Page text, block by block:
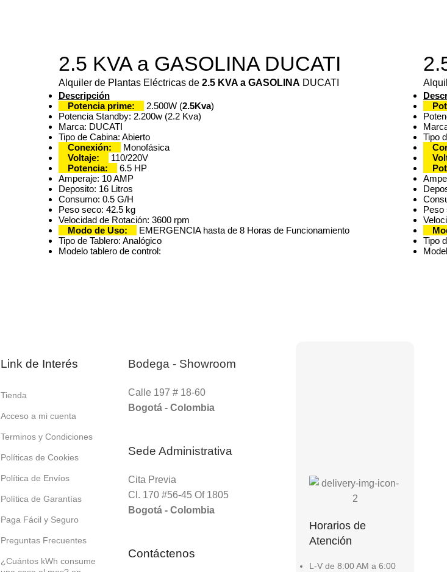
2.5 KVA a GASOLINA DUCATI
Alquiler de Plantas Eléctricas de 2.5 KVA a GASOLINA DUCATI
Descripción
Potencia prime:
2.500W (2.5Kva)
Potencia Standby: 2.200w (2.2 Kva)
Marca: DUCATI
Tipo de Cabina: Abierto
Conexión:
Monofásica
Voltaje:
110/220V
Potencia:
6.5 HP
Amperaje: 10 AMP
Deposito: 16 Litros
Consumo: 0.5 G/H
Peso seco: 42.5 kg
Velocidad de Rotación: 3600 rpm
Modo de Uso:
EMERGENCIA hasta de 8 Horas de Funcionamiento
Tipo de Tablero: Analógico
Modelo tablero de control:
Tipo
Peso
Tipo
Link de Interés
Tienda
Acceso a mi cuenta
Terminos y Condiciones
Políticas de Cookies
Política de Envíos
Política de Garantías
Paga Fácil y Seguro
Preguntas Frecuentes
¿Cuántos kWh consume
Bodega - Showroom
Calle 197 # 18-60
Bogotá - Colombia
Sede Administrativa
Cita Previa
Cl. 170 #56-45 Of 1805
Bogotá - Colombia
Contáctenos
Horarios de
Atención
L-V de 8:00 AM a 6:00